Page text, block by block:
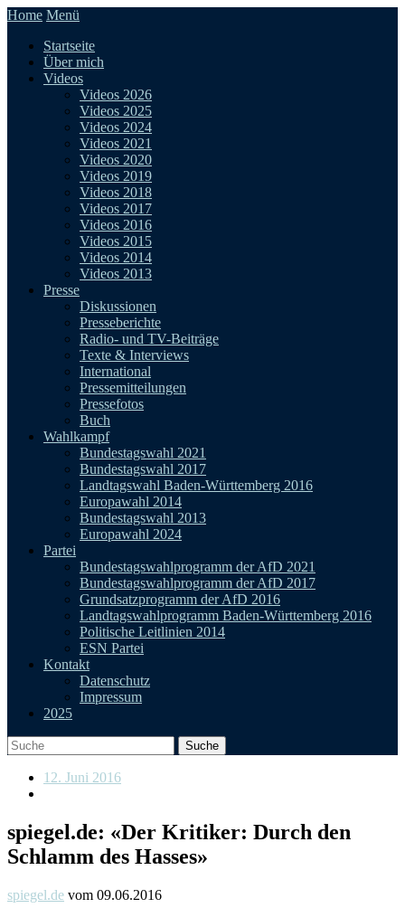
Home Menü
Startseite
Über mich
Videos
Videos 2026
Videos 2025
Videos 2024
Videos 2021
Videos 2020
Videos 2019
Videos 2018
Videos 2017
Videos 2016
Videos 2015
Videos 2014
Videos 2013
Presse
Diskussionen
Presseberichte
Radio- und TV-Beiträge
Texte & Interviews
International
Pressemitteilungen
Pressefotos
Buch
Wahlkampf
Bundestagswahl 2021
Bundestagswahl 2017
Landtagswahl Baden-Württemberg 2016
Europawahl 2014
Bundestagswahl 2013
Europawahl 2024
Partei
Bundestagswahlprogramm der AfD 2021
Bundestagswahlprogramm der AfD 2017
Grundsatzprogramm der AfD 2016
Landtagswahlprogramm Baden-Württemberg 2016
Politische Leitlinien 2014
ESN Partei
Kontakt
Datenschutz
Impressum
2025
12. Juni 2016
spiegel.de: «Der Kritiker: Durch den
Schlamm des Hasses»
spiegel.de vom 09.06.2016